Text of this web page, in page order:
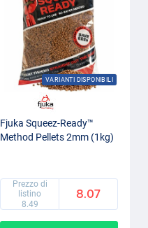
VARIANTI DISPONIBILI
Fjuka Squeez-Ready™
Method Pellets 2mm (1kg)
Prezzo di
listino
8.49
8.07